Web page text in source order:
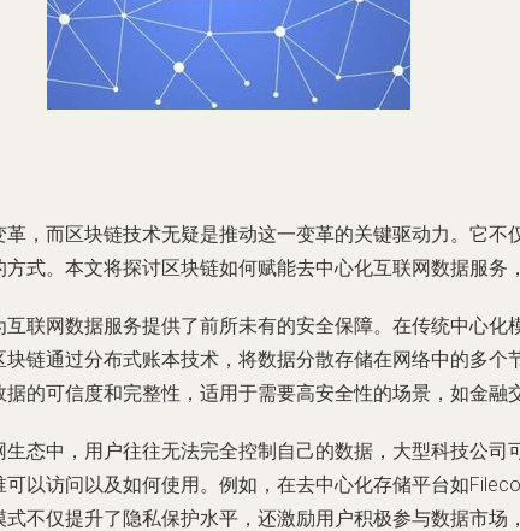
，而区块链技术无疑是推动这一变革的关键驱动力。它
式。本文将探讨区块链如何赋能去中心化互联网数据服务
联网数据服务提供了前所未有的安全保障。在传统中心化
链通过分布式账本技术，将数据分散存储在网络中的多
的可信度和完整性，适用于需要高安全性的场景，如金融
态中，用户往往无法完全控制自己的数据，大型科技公
以访问以及如何使用。例如，在去中心化存储平台如
不仅提升了隐私保护水平，还激励用户积极参与数据市场